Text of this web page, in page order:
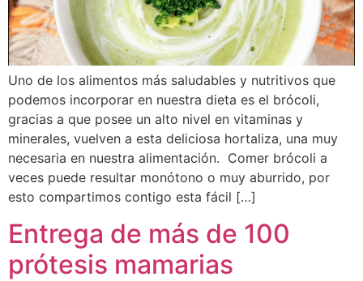
Uno de los alimentos más saludables y nutritivos que
podemos incorporar en nuestra dieta es el brócoli,
gracias a que posee un alto nivel en vitaminas y
minerales, vuelven a esta deliciosa hortaliza, una muy
necesaria en nuestra alimentación. Comer brócoli a
veces puede resultar monótono o muy aburrido, por
esto compartimos contigo esta fácil […]
Entrega de más de 100
prótesis mamarias